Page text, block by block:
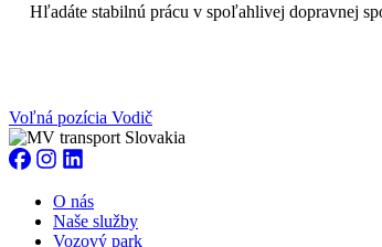
Hľadáte stabilnú prácu v spoľahlivej dopravnej
Voľná pozícia Vodič
O nás
Naše služby
Vozový park